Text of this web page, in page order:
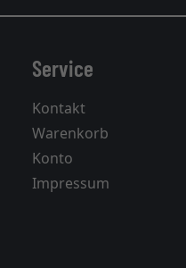
Service
Kontakt
Warenkorb
Konto
Impressum